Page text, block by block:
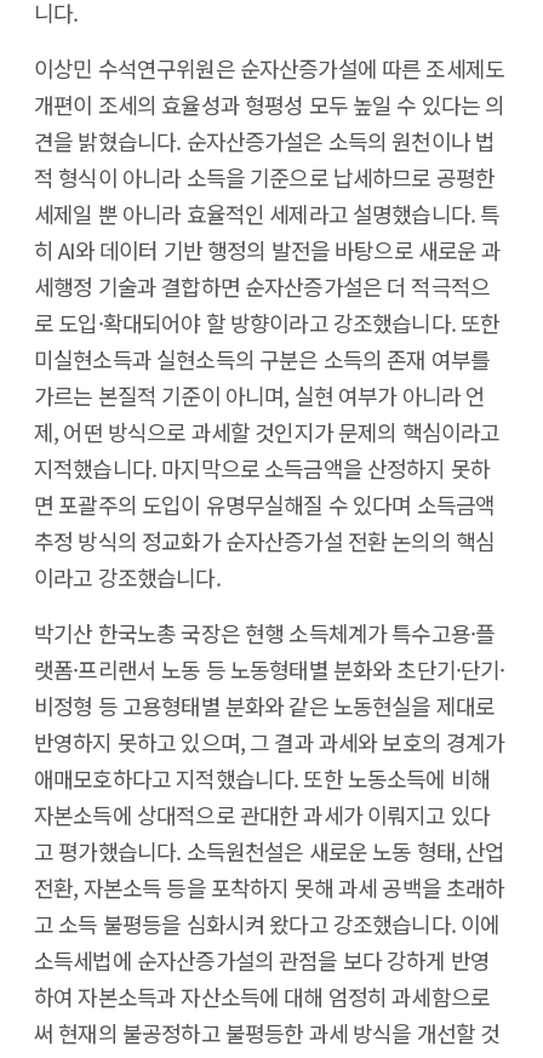
니다.
이상민 수석연구위원은 순자산증가설에 따른 조세제도
개편이 조세의 효율성과 형평성 모두 높일 수 있다는 의
견을 밝혔습니다. 순자산증가설은 소득의 원천이나 법
적 형식이 아니라 소득을 기준으로 납세하므로 공평한
세제일 뿐 아니라 효율적인 세제라고 설명했습니다. 특
히 AI와 데이터 기반 행정의 발전을 바탕으로 새로운 과
세행정 기술과 결합하면 순자산증가설은 더 적극적으
로 도입·확대되어야 할 방향이라고 강조했습니다. 또한
미실현소득과 실현소득의 구분은 소득의 존재 여부를
가르는 본질적 기준이 아니며, 실현 여부가 아니라 언
제, 어떤 방식으로 과세할 것인지가 문제의 핵심이라고
지적했습니다. 마지막으로 소득금액을 산정하지 못하
면 포괄주의 도입이 유명무실해질 수 있다며 소득금액
추정 방식의 정교화가 순자산증가설 전환 논의의 핵심
이라고 강조했습니다.
박기산 한국노총 국장은 현행 소득체계가 특수고용·플
랫폼·프리랜서 노동 등 노동형태별 분화와 초단기·단기·
비정형 등 고용형태별 분화와 같은 노동현실을 제대로
반영하지 못하고 있으며, 그 결과 과세와 보호의 경계가
애매모호하다고 지적했습니다. 또한 노동소득에 비해
자본소득에 상대적으로 관대한 과세가 이뤄지고 있다
고 평가했습니다. 소득원천설은 새로운 노동 형태, 산업
전환, 자본소득 등을 포착하지 못해 과세 공백을 초래하
고 소득 불평등을 심화시켜 왔다고 강조했습니다. 이에
소득세법에 순자산증가설의 관점을 보다 강하게 반영
하여 자본소득과 자산소득에 대해 엄정히 과세함으로
써 현재의 불공정하고 불평등한 과세 방식을 개선할 것